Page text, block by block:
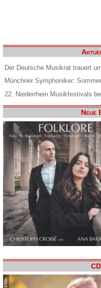
Der Deutsche Musikrat trauert
Münchner Symphoniker:
22. Niederrhein Musikfestivals
Neue